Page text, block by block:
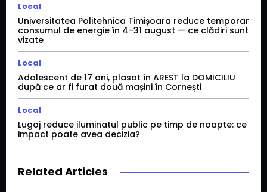
Local
Universitatea Politehnica Timișoara reduce temporar
consumul de energie în 4–31 august — ce clădiri sunt
vizate
Local
Adolescent de 17 ani, plasat în AREST la DOMICILIU
după ce ar fi furat două mașini în Cornești
Local
Lugoj reduce iluminatul public pe timp de noapte: ce
impact poate avea decizia?
Related Articles